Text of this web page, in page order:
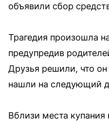
объявили сбор
Трагедия произошла
предупредив
Друзья решили, что он
нашли на следующий
Вблизи места